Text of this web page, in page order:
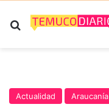
Buscar por
Actualidad Araucanía